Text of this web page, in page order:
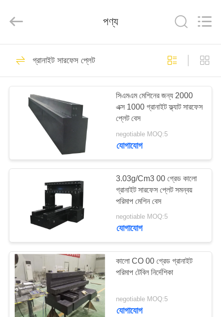
পণ্য
আমাদের
কারখানা
নিয়ন্ত্রণ
যোগাযোগ
করুন
খবর
Trading
Co.,
Reserved.
যথার্থ পৃষ্ঠতল প্লেট
গ্রানাইট সারফেস প্লেট
153
কাস্ট আয়রন সারফেস প্লেট
16
পণ্য
গ্রানাইট সারফেস প্লেট
সিএমএম মেশিনের জন্য 2000
এক্স 1000 গ্রানাইট ফ্ল্যাট সারফেস
প্লেট বেস
negotiable MOQ:5
যোগাযোগ
3.03g/Cm3 00 গ্রেড কালো
গ্রানাইট সারফেস প্লেট সমন্বয়
পরিমাপ মেশিন বেস
negotiable MOQ:5
যোগাযোগ
কালো CO 00 গ্রেড গ্রানাইট
পরিমাপ টেবিল নির্দেশিকা
negotiable MOQ:5
যোগাযোগ